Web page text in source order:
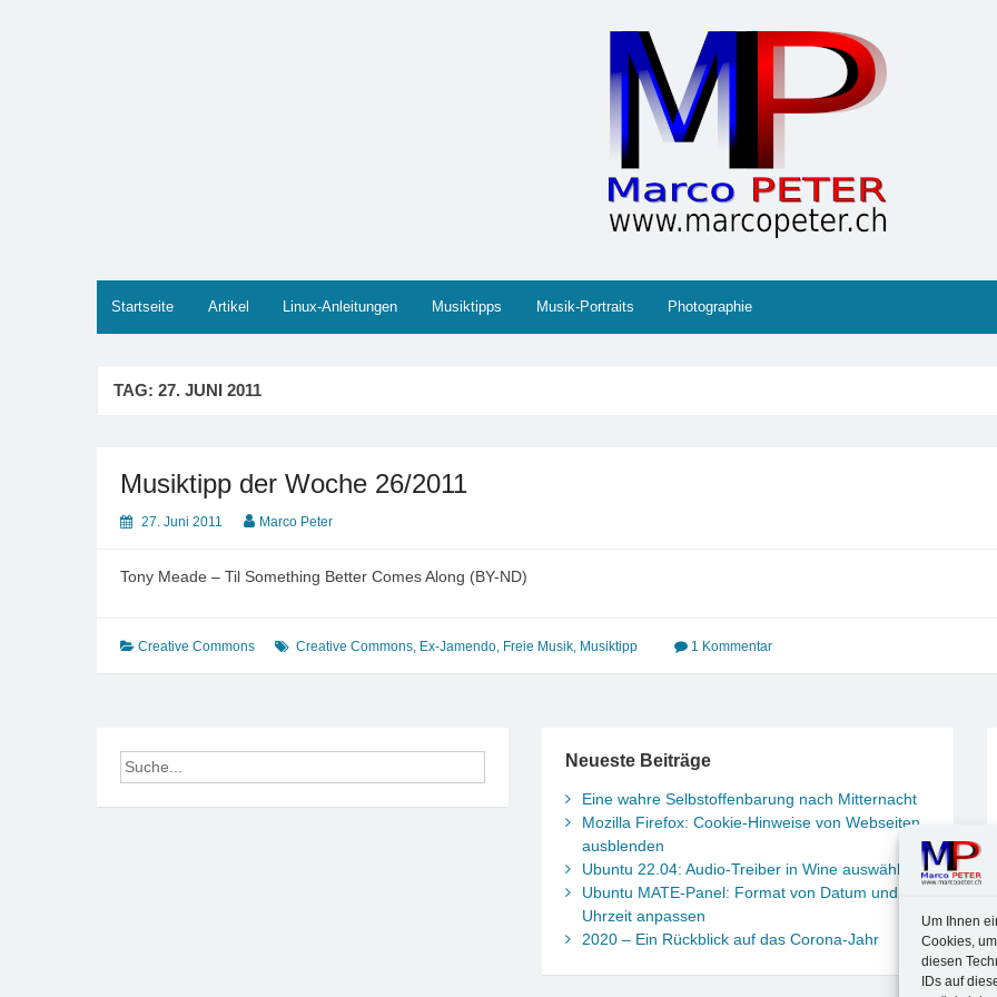
Um Ihnen
Cookies,
diesen
IDs auf
Startseite Artikel Linux-Anleitungen Musiktipps Musik-Portraits Photographie
TAG: 27. JUNI 2011
Musiktipp der Woche 26/2011
27. Juni 2011 Marco Peter
Tony Meade – Til Something Better Comes Along (BY-ND)
Creative Commons Creative Commons, Ex-Jamendo, Freie Musik, Musiktipp 1 Kommentar
Neueste Beiträge
Eine wahre Selbstoffenbarung nach Mitternacht
Mozilla Firefox: Cookie-Hinweise von Webseiten
ausblenden
Ubuntu 22.04: Audio-Treiber in Wine auswählen
Ubuntu MATE-Panel: Format von Datum und
Uhrzeit anpassen
2020 – Ein Rückblick auf das Corona-Jahr